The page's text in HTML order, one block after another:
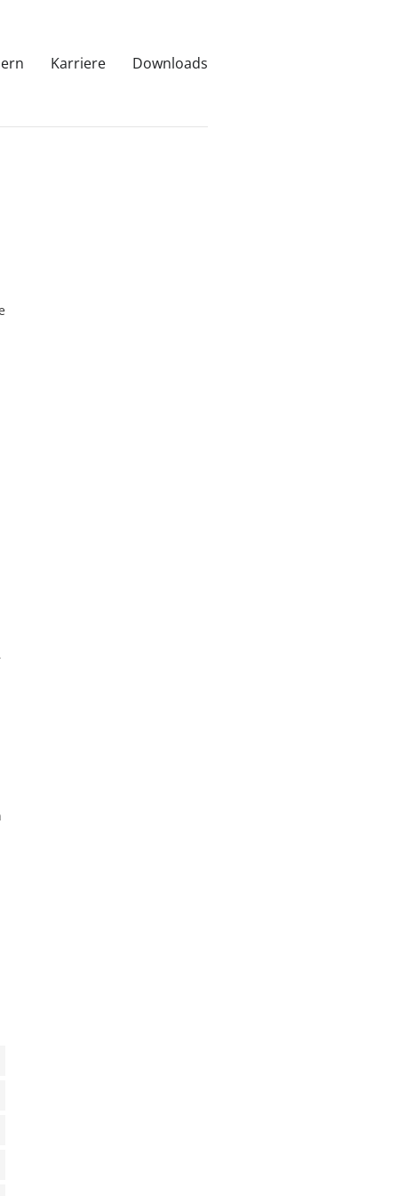
Karriere Downloads